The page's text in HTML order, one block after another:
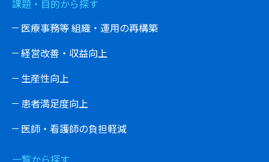
課題・目的から探す
医療事務等 組織・運用の再構築
経営改善・収益向上
生産性向上
患者満足度向上
医師・看護師の負担軽減
一覧から探す